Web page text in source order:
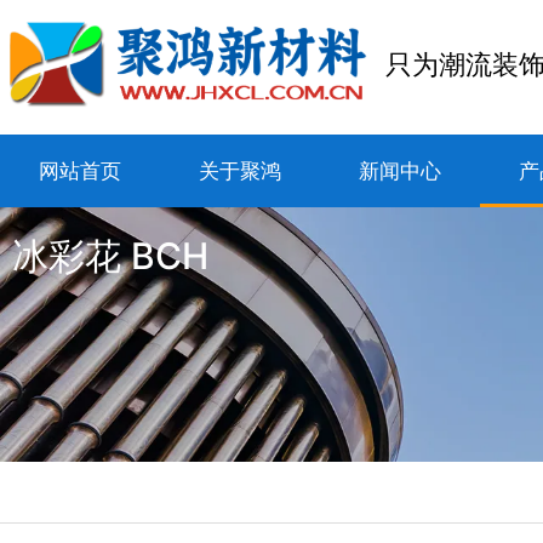
只为潮流装
网站首页 关于聚鸿 新闻中心
冰彩花 BCH